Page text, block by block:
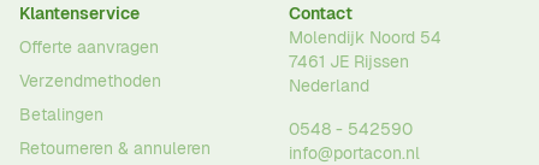
Klantenservice
Offerte aanvragen
Verzendmethoden
Betalingen
Retourneren & annuleren
Contact
Molendijk Noord 54
7461 JE Rijssen
Nederland
0548 - 542590
info@portacon.nl